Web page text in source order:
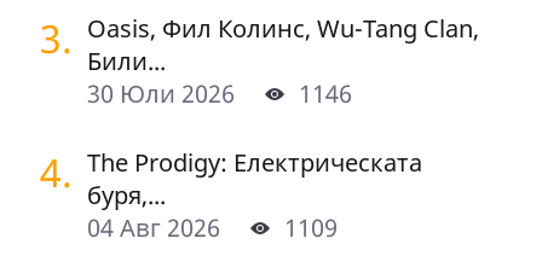
3. Oasis, Фил Колинс, Wu-Tang Clan,
Били...
30 Юли 2026
1146
4. The Prodigy: Електрическата
буря,...
04 Авг 2026
1109